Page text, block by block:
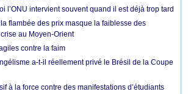
l’ONU intervient souvent quand il est déjà trop tard
flambée des prix masque la faiblesse des
au Moyen-Orient
contre la faim
a-t-il réellement privé le Brésil de la Coupe
à la force contre des manifestations d’étudiants